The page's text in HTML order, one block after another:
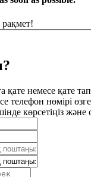
қате немесе қате
телефон нөмірі
көрсетіңіз және